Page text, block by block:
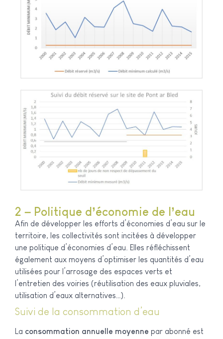
2 – Politique d’économie de l’eau
Afin de développer les efforts d’économies d’eau sur le
territoire, les collectivités sont incitées à développer
une politique d’économies d’eau. Elles réfléchissent
également aux moyens d’optimiser les quantités d’eau
utilisées pour l’arrosage des espaces verts et
l’entretien des voiries (réutilisation des eaux pluviales,
utilisation d’eaux alternatives…).
Suivi de la consommation d’eau
La consommation annuelle moyenne par abonné est